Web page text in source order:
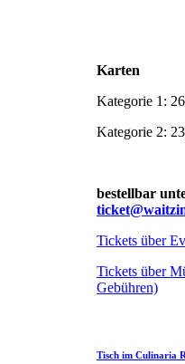
Karten
Kategorie 1:
Kategorie 2:
bestellbar
Tickets über
Tickets über
Gebühren)
Tisch im Culinaria